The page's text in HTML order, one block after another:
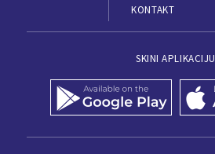
KONTAKT
SKINI APLIKACIJU